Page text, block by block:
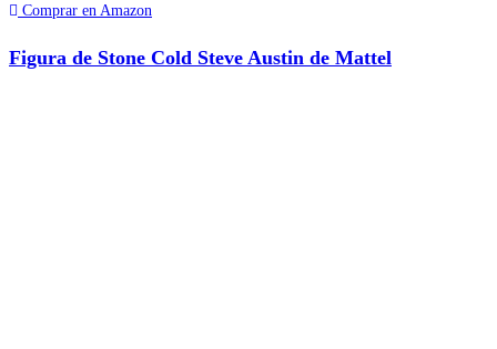
Comprar en Amazon
Figura de Stone Cold Steve Austin de Mattel